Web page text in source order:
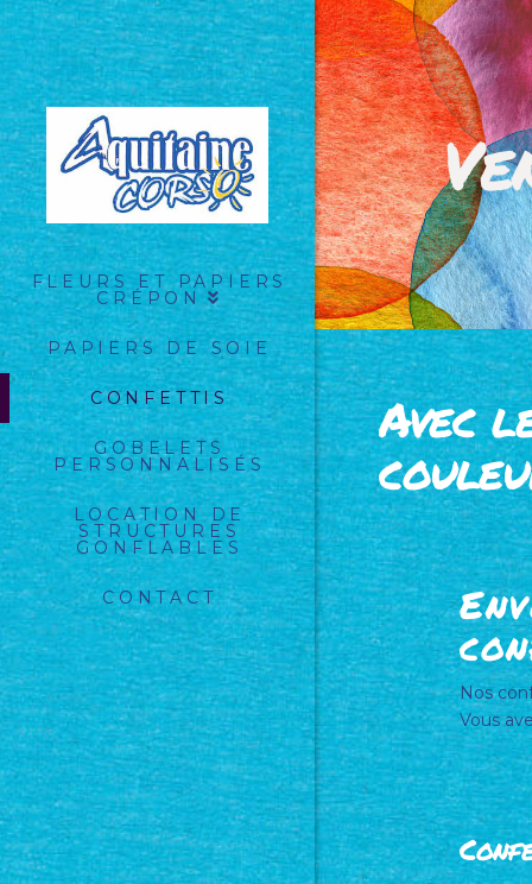
FLEURS ET PAPIERS
CRÉPON
PAPIERS DE SOIE
CONFETTIS
GOBELETS
PERSONNALISÉS
LOCATION DE
STRUCTURES
GONFLABLES
CONTACT
Avec
Nos
Vous